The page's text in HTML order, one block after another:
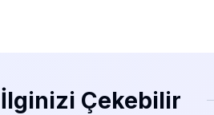
İlginizi Çekebilir